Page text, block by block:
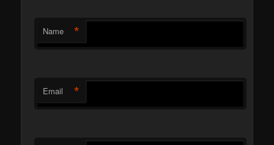
Name *
Email *